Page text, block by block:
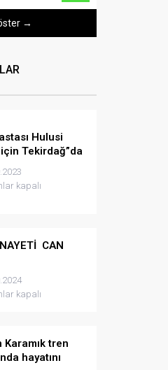
→
Hulusi
Tekirdağ”da
kapalı
CAN
kapalı
Karamık tren
hayatını